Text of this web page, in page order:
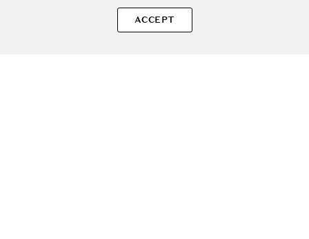
Produse autentice, conforme UE, alese responsabil.
ACCEPT